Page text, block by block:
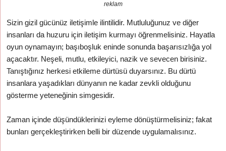
reklam
Sizin gizil gücünüz iletişimle ilintilidir. Mutluluğunuz ve diğer
insanları da huzuru için iletişim kurmayı öğrenmelisiniz. Hayatla
oyun oynamayın; başıboşluk eninde sonunda başarısızlığa yol
açacaktır. Neşeli, mutlu, etkileyici, nazik ve sevecen birisiniz.
Tanıştığınız herkesi etkileme dürtüsü duyarsınız. Bu dürtü
insanlara yaşadıkları dünyanın ne kadar zevkli olduğunu
gösterme yeteneğinin simgesidir.
Zaman içinde düşündüklerinizi eyleme dönüştürmelisiniz; fakat
bunları gerçekleştirirken belli bir düzende uygulamalısınız.